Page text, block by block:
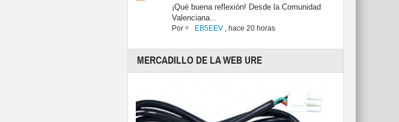
¡Qué buena reflexión! Desde la Comunidad
Valenciana...
Por EB5EEV, hace 20 horas
MERCADILLO DE LA WEB URE